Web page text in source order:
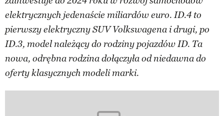
elektrycznych jedenaście miliardów euro. ID.4 to
pierwszy elektryczny SUV Volkswagena i drugi, po
ID.3, model należący do rodziny pojazdów ID. Ta
nowa, odrębna rodzina dołączyła od niedawna do
oferty klasycznych modeli marki.